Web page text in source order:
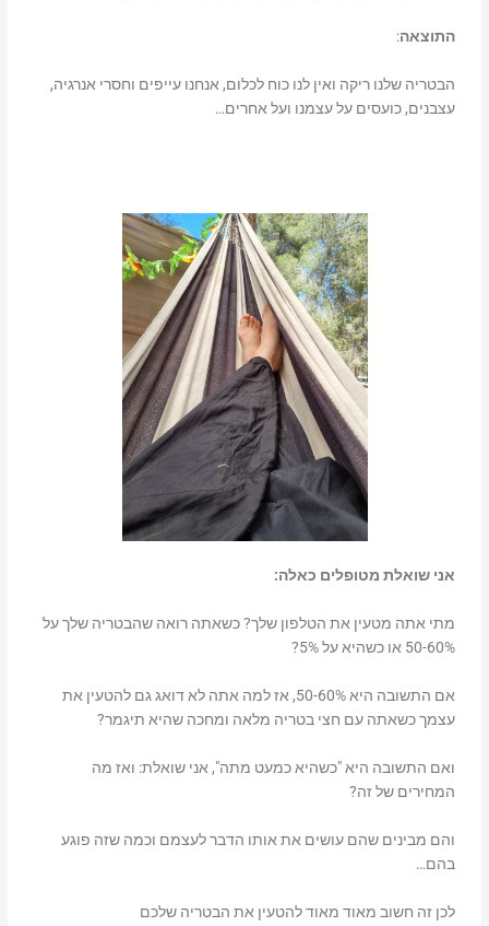
התוצאה:
הבטריה שלנו ריקה ואין לנו כוח לכלום, אנחנו עייפים וחסרי אנרגיה,
עצבנים, כועסים על עצמנו ועל אחרים…
אני שואלת מטופלים כאלה:
מתי אתה מטעין את הטלפון שלך? כשאתה רואה שהבטריה שלך על
50-60% או כשהיא על 5%?
אם התשובה היא 50-60%, אז למה אתה לא דואג גם להטעין את
עצמך כשאתה עם חצי בטריה מלאה ומחכה שהיא תיגמר?
ואם התשובה היא "כשהיא כמעט מתה", אני שואלת: ואז מה
המחירים של זה?
והם מבינים שהם עושים את אותו הדבר לעצמם וכמה שזה פוגע
בהם…
לכן זה חשוב מאוד מאוד להטעין את הבטריה שלכם